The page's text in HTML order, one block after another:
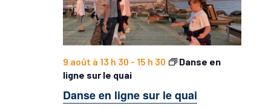
Danse en ligne sur le quai
9 août à 13 h 30 - 15 h 30
Danse en
ligne sur le quai